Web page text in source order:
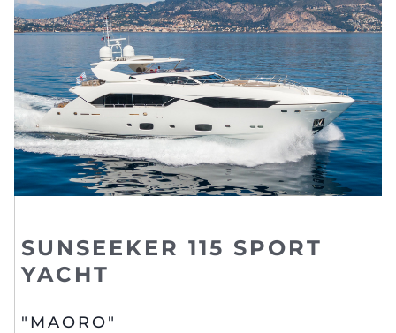
SUNSEEKER 115 SPORT
YACHT
"MAORO"